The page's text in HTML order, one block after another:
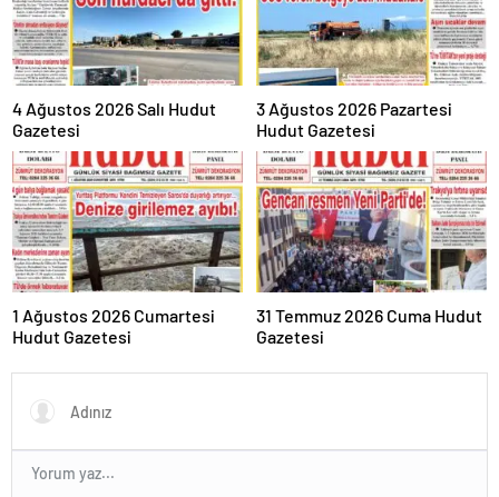
4 Ağustos 2026 Salı Hudut
Gazetesi
3 Ağustos 2026 Pazartesi
Hudut Gazetesi
1 Ağustos 2026 Cumartesi
Hudut Gazetesi
31 Temmuz 2026 Cuma Hudut
Gazetesi